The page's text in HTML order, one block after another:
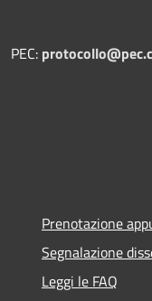
PEC:
Prenotazione
Segnalazione
Leggi le FAQ